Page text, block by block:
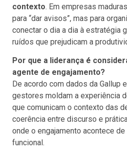
contexto. Em empresas
para “dar avisos”, mas para
conectar o dia a dia à estratégia
ruídos que prejudicam a
Por que a liderança é
agente de engajamento?
De acordo com dados da Gallup
gestores moldam a experiência
que comunicam o contexto das
coerência entre discurso e
onde o engajamento acontece
funcional.